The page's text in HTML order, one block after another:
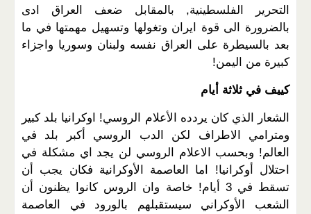
التحرير الفلسطينية, بالمقابل ضعف العراق ادى
بالضرورة الى قوة ايران وتغولها وتسهيل مهمتها في ما
بعد بالسيطرة على العراق نفسه ولبنان وسوريا واجزاء
كبيرة من اليمن!
كييف في ثلاثة أيام
الشعار الذي كان يردده الأعلام الروسي! اوكرانيا بلد كبير
ومترامي الاطراف لكن الدب الروسي أكبر بلد في
العالم! وبحسب الاعلام الروسي لن يجد اي مشكلة في
احتلال أوكرانيا! اما العاصمة الأوكرانية فكان يجب أن
تسقط في 3 أيام! خاصة وان الروس كانوا يظنون أن
الشعب الأوكراني سيستقبلهم بالورود في العاصمة